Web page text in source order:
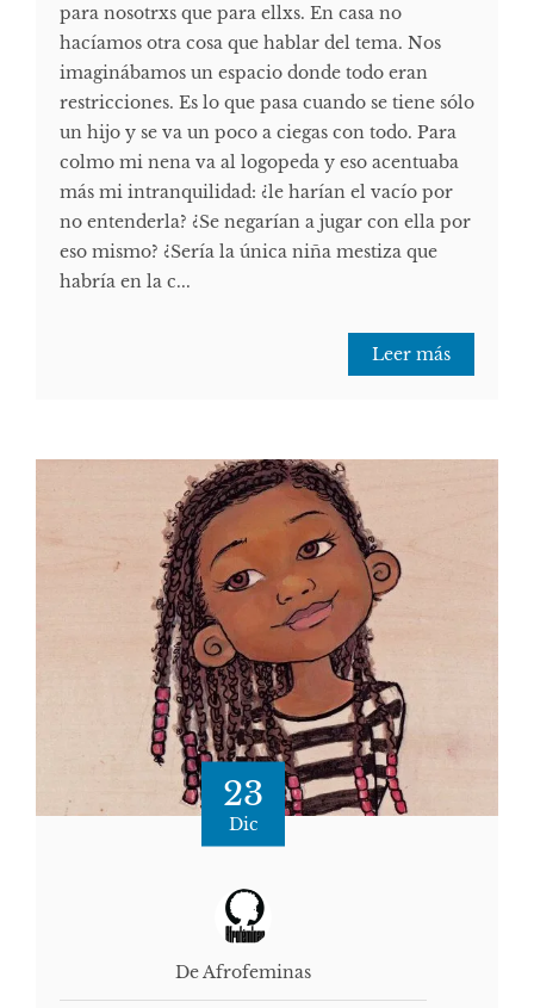
para nosotrxs que para ellxs. En casa no
hacíamos otra cosa que hablar del tema. Nos
imaginábamos un espacio donde todo eran
restricciones. Es lo que pasa cuando se tiene sólo
un hijo y se va un poco a ciegas con todo. Para
colmo mi nena va al logopeda y eso acentuaba
más mi intranquilidad: ¿le harían el vacío por
no entenderla? ¿Se negarían a jugar con ella por
eso mismo? ¿Sería la única niña mestiza que
habría en la c...
Leer más
23
Dic
De Afrofeminas